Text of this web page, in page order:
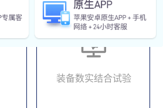
装备数实结合试验